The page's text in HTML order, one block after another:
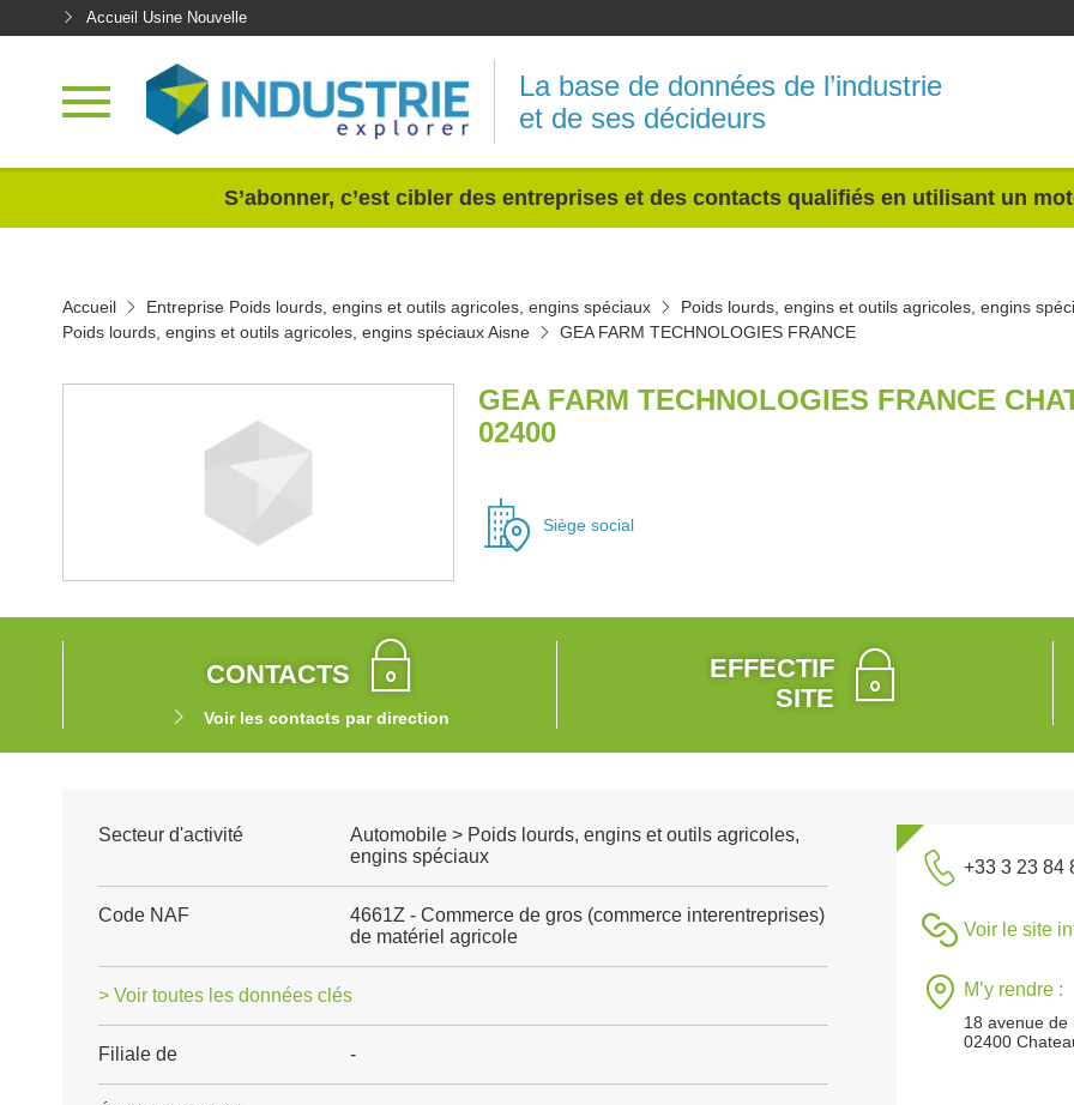
Accueil Usine Nouvelle
La base de données de l’industrie
et de ses décideurs
S’abonner, c’est cibler des entreprises et des contacts qualifiés en utilisant un
Accueil Entreprise Poids lourds, engins et outils agricoles, engins spéciaux
Poids lourds, engins et outils agricoles, engins
Poids lourds, engins et outils agricoles, engins spéciaux Aisne
GEA FARM TECHNOLOGIES FRANCE
GEA FARM TECHNOLOGIES FRANCE
02400
Siège social
CONTACTS
Voir les contacts par direction
EFFECTIF
SITE
Secteur d'activité
Automobile > Poids lourds, engins et outils agricoles,
engins spéciaux
Code NAF
4661Z - Commerce de gros (commerce interentreprises)
de matériel agricole
> Voir toutes les données clés
Filiale de -
+33 3 23 84
Voir le site
M’y rendre :
18 avenue de
02400